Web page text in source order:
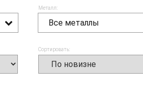
Металл:
Все металлы
Сортировать: